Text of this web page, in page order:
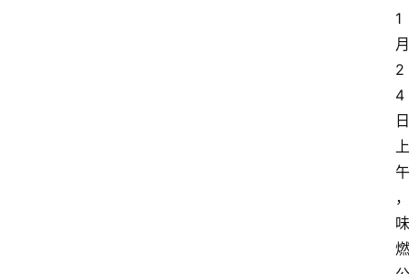
1
月
2
4
日
上
午
，
味
燃